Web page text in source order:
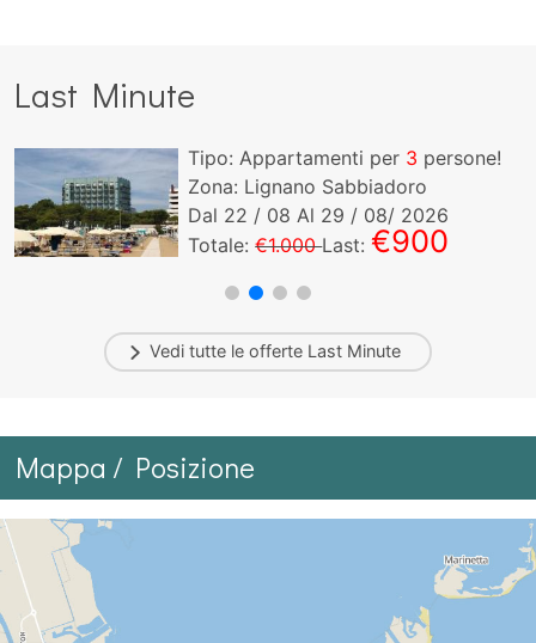
Last Minute
Tipo: Appartamenti per 3 persone!
Zona: Lignano Sabbiadoro
Dal 22 / 08 Al 29 / 08/ 2026
Totale:€1.000Last:€900
Vedi tutte le offerte Last Minute
Mappa / Posizione